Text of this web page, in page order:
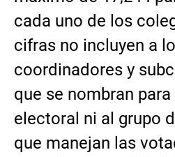
cada uno de los
cifras no incluyen a
coordinadores y
que se nombran
electoral ni al grupo
que manejan las